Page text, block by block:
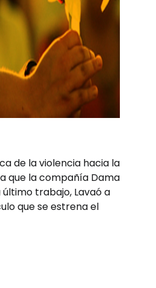
de la violencia hacia la
que la compañía Dama
trabajo, Lavaó a
que se estrena el